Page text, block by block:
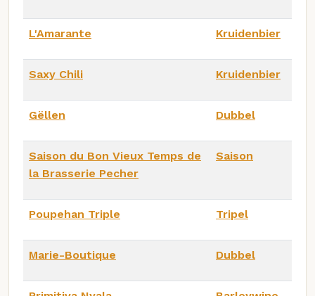
L'Amarante Kruidenbier
Saxy Chili Kruidenbier
Gëllen Dubbel
Saison du Bon Vieux Temps de
la Brasserie Pecher
Saison
Poupehan Triple Tripel
Marie-Boutique Dubbel